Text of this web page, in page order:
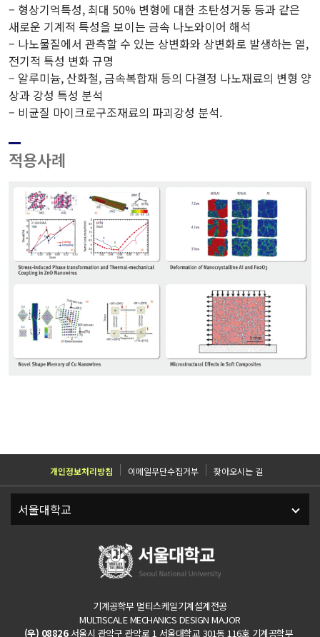
– 형상기억특성, 최대 50% 변형에 대한 초탄성거동 등과 같은
새로운 기계적 특성을 보이는 금속 나노와이어 해석
– 나노물질에서 관측할 수 있는 상변화와 상변화로 발생하는 열,
전기적 특성 변화 규명
– 알루미늄, 산화철, 금속복합재 등의 다결정 나노재료의 변형 양
상과 강성 특성 분석
– 비균질 마이크로구조재료의 파괴강성 분석.
적용사례
개인정보처리방침 이메일무단수집거부 찾아오시는 길
기계공학부 멀티스케일기계설계전공
MULTISCALE MECHANICS DESIGN MAJOR
(우) 08826서울시 관악구 관악로 1 서울대학교 301동 116호 기계공학부